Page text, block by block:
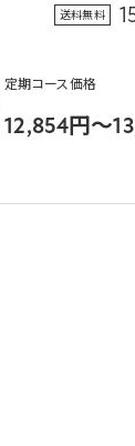
送料無料
定期コース価格
12,854円～